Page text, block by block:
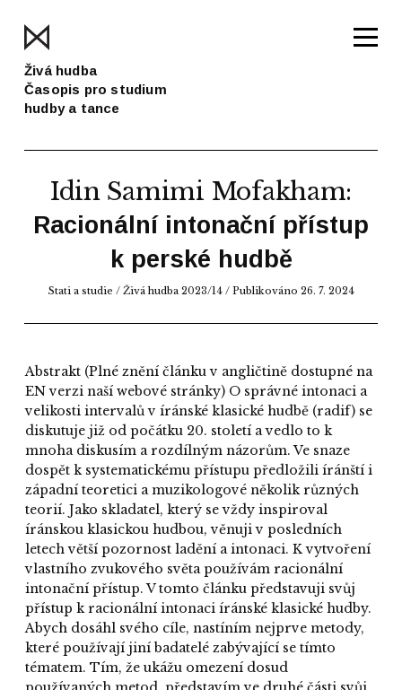
Živá hudba
Časopis pro studium
hudby a tance
Idin Samimi Mofakham:
Racionální intonační přístup
k perské hudbě
Stati a studie / Živá hudba 2023/14/ Publikováno 26. 7. 2024
Abstrakt (Plné znění článku v angličtině dostupné na
EN verzi naší webové stránky) O správné intonaci a
velikosti intervalů v íránské klasické hudbě (radif) se
diskutuje již od počátku 20. století a vedlo to k
mnoha diskusím a rozdílným názorům. Ve snaze
dospět k systematickému přístupu předložili íránští i
západní teoretici a muzikologové několik různých
teorií. Jako skladatel, který se vždy inspiroval
íránskou klasickou hudbou, věnuji v posledních
letech větší pozornost ladění a intonaci. K vytvoření
vlastního zvukového světa používám racionální
intonační přístup. V tomto článku představuji svůj
přístup k racionální intonaci íránské klasické hudby.
Abych dosáhl svého cíle, nastíním nejprve metody,
které používají jiní badatelé zabývající se tímto
tématem. Tím, že ukážu omezení dosud